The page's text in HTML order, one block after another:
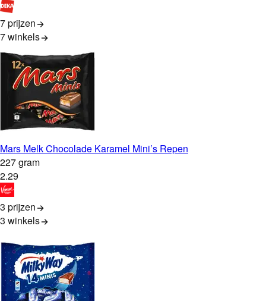
7 prijzen
7winkels
Mars Melk Chocolade Karamel Mini’s Repen
227 gram
2.29
3 prijzen
3 winkels